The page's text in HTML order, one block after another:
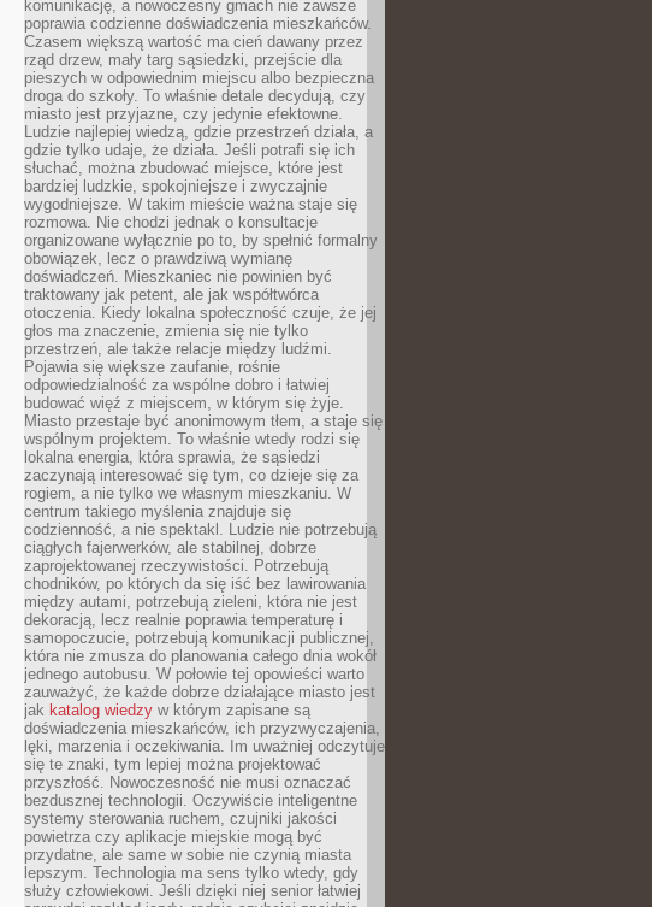
komunikację, a nowoczesny gmach nie zawsze
poprawia codzienne doświadczenia mieszkańców.
Czasem większą wartość ma cień dawany przez
rząd drzew, mały targ sąsiedzki, przejście dla
pieszych w odpowiednim miejscu albo bezpieczna
droga do szkoły. To właśnie detale decydują, czy
miasto jest przyjazne, czy jedynie efektowne.
Ludzie najlepiej wiedzą, gdzie przestrzeń działa, a
gdzie tylko udaje, że działa. Jeśli potrafi się ich
słuchać, można zbudować miejsce, które jest
bardziej ludzkie, spokojniejsze i zwyczajnie
wygodniejsze. W takim mieście ważna staje się
rozmowa. Nie chodzi jednak o konsultacje
organizowane wyłącznie po to, by spełnić formalny
obowiązek, lecz o prawdziwą wymianę
doświadczeń. Mieszkaniec nie powinien być
traktowany jak petent, ale jak współtwórca
otoczenia. Kiedy lokalna społeczność czuje, że jej
głos ma znaczenie, zmienia się nie tylko
przestrzeń, ale także relacje między ludźmi.
Pojawia się większe zaufanie, rośnie
odpowiedzialność za wspólne dobro i łatwiej
budować więź z miejscem, w którym się żyje.
Miasto przestaje być anonimowym tłem, a staje się
wspólnym projektem. To właśnie wtedy rodzi się
lokalna energia, która sprawia, że sąsiedzi
zaczynają interesować się tym, co dzieje się za
rogiem, a nie tylko we własnym mieszkaniu. W
centrum takiego myślenia znajduje się
codzienność, a nie spektakl. Ludzie nie potrzebują
ciągłych fajerwerków, ale stabilnej, dobrze
zaprojektowanej rzeczywistości. Potrzebują
chodników, po których da się iść bez lawirowania
między autami, potrzebują zieleni, która nie jest
dekoracją, lecz realnie poprawia temperaturę i
samopoczucie, potrzebują komunikacji publicznej,
która nie zmusza do planowania całego dnia wokół
jednego autobusu. W połowie tej opowieści warto
zauważyć, że każde dobrze działające miasto jest
jak katalog wiedzy w którym zapisane są
doświadczenia mieszkańców, ich przyzwyczajenia,
lęki, marzenia i oczekiwania. Im uważniej odczytuje
się te znaki, tym lepiej można projektować
przyszłość. Nowoczesność nie musi oznaczać
bezdusznej technologii. Oczywiście inteligentne
systemy sterowania ruchem, czujniki jakości
powietrza czy aplikacje miejskie mogą być
przydatne, ale same w sobie nie czynią miasta
lepszym. Technologia ma sens tylko wtedy, gdy
służy człowiekowi. Jeśli dzięki niej senior łatwiej